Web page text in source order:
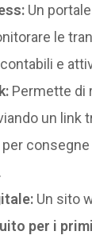
Un
le
e
Permette di
un link
per
Un sito
per i